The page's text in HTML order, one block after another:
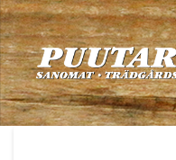
Siirry
sisältöön